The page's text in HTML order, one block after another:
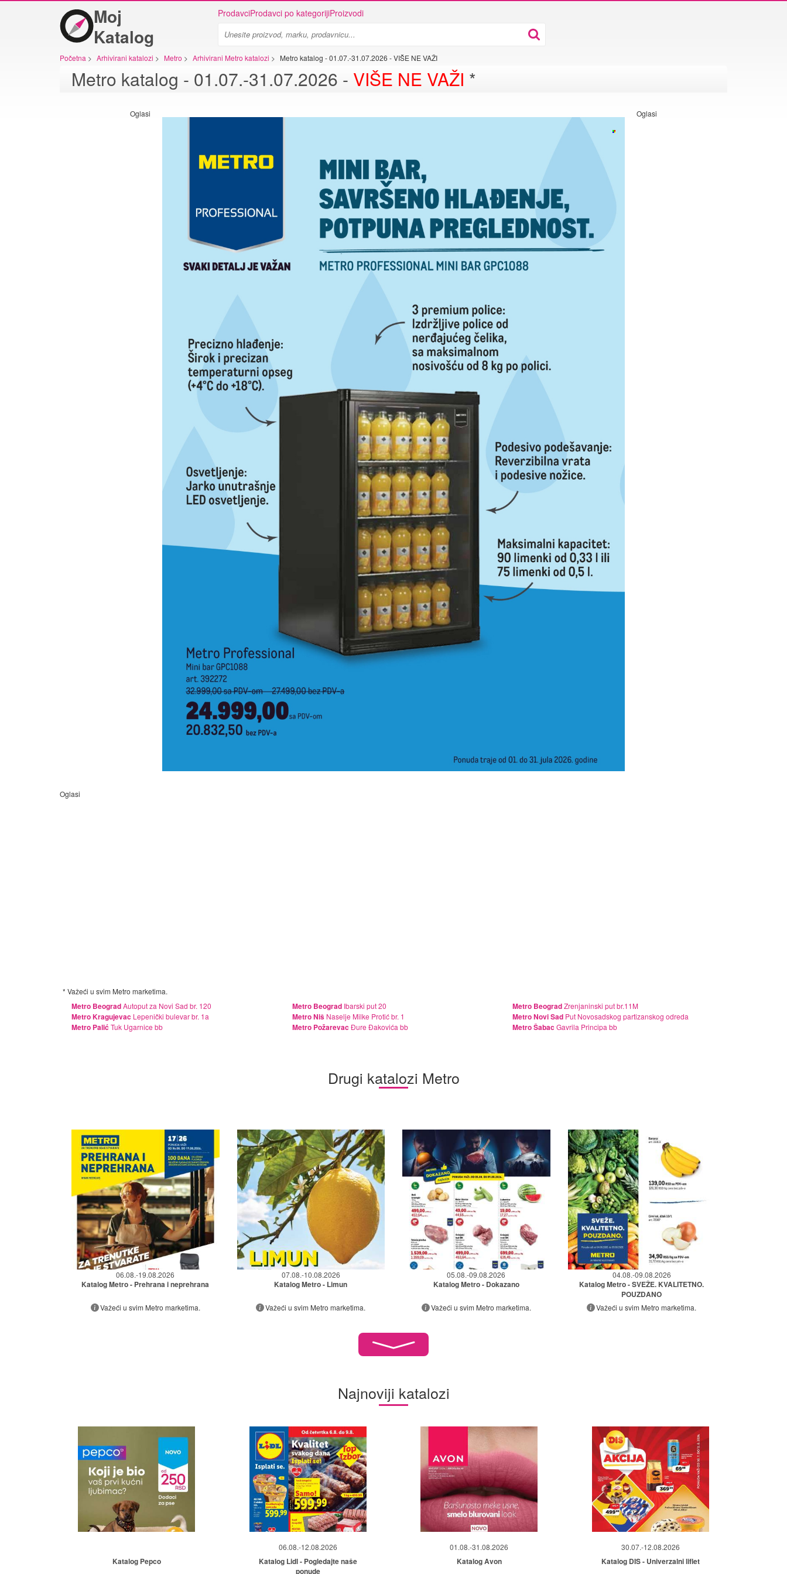
Moj
Katalog
ProdavciProdavci po kategorijiProizvodi
Početna > Arhivirani katalozi > Metro > Arhivirani Metro katalozi > Metro katalog - 01.07.-31.07.2026 - VIŠE NE VAŽI
Metro katalog - 01.07.-31.07.2026 - VIŠE NE VAŽI *
Oglasi Oglasi
Oglasi
* Važeći u svim Metro marketima.
Metro BeogradAutoput za Novi Sad br. 120 Metro BeogradIbarski put 20 Metro BeogradZrenjaninski put br.11M
Metro Kragujevac Lepenički bulevar br. 1a Metro NišNaselje Milke Protić br. 1 Metro Novi Sad Put Novosadskog partizanskog odreda
Metro PalićTuk Ugarnice bb Metro PožarevacĐure Đakovića bb Metro ŠabacGavrila Principa bb
Drugi katalozi Metro
06.08.-19.08.2026
Katalog Metro - Prehrana i neprehrana
Važeći u svim Metro marketima.
07.08.-10.08.2026
Katalog Metro - Limun
Važeći u svim Metro marketima.
05.08.-09.08.2026
Katalog Metro - Dokazano
Važeći u svim Metro marketima.
04.08.-09.08.2026
Katalog Metro - SVEŽE. KVALITETNO.
POUZDANO
Važeći u svim Metro marketima.
Najnoviji katalozi
Katalog Pepco
06.08.-12.08.2026
Katalog Lidl - Pogledajte naše
ponude
01.08.-31.08.2026
Katalog Avon
30.07.-12.08.2026
Katalog DIS - Univerzalni liflet